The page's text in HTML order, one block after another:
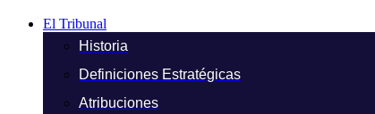
El Tribunal
Historia
Definiciones Estratégicas
Atribuciones